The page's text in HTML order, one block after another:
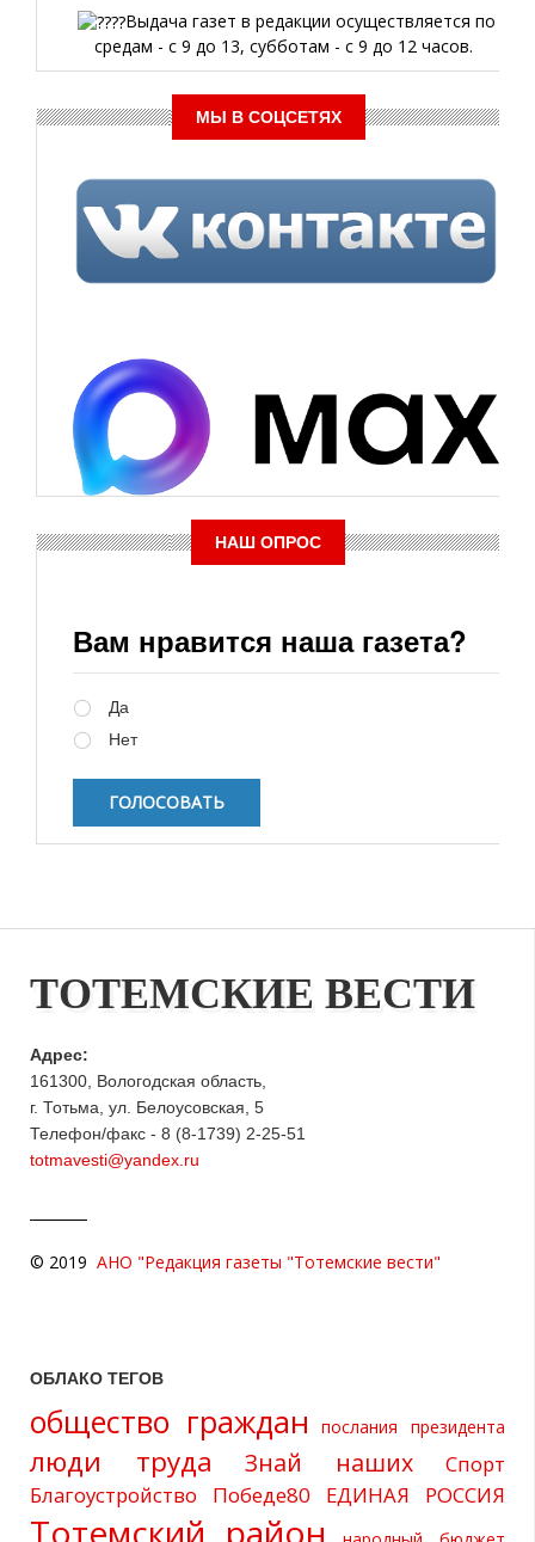
Выдача газет в редакции осуществляется по
средам - с 9 до 13, субботам - с 9 до 12 часов.
МЫ В СОЦСЕТЯХ
НАШ ОПРОС
Вам нравится наша газета?
Да
Нет
ТОТЕМСКИЕ ВЕСТИ
Адрес:
161300, Вологодская область,
г. Тотьма, ул. Белоусовская, 5
Телефон/факс - 8 (8-1739) 2-25-51
totmavesti@yandex.ru
© 2019 АНО "Редакция газеты "Тотемские вести"
ОБЛАКО ТЕГОВ
общество граждан послания президента
люди труда Знай наших
Спорт
Благоустройство
Победе80 ЕДИНАЯ РОССИЯ
Тотемский район